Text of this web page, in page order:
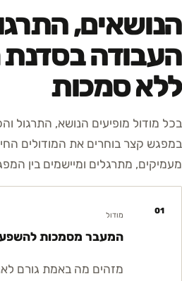
הנושאים,
העבודה בסדנת
ללא סמכות
בכל מודול מופיעים הנושא, התרגול
במפגש קצר בוחרים את המודולים
מעמיקים, מתרגלים ומיישמים בין
01 מודול
המעבר מסמכות
מזהים מה באמת גורם